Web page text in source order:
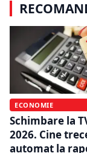
ECONOMIE
Schimbare la
2026. Cine
automat la